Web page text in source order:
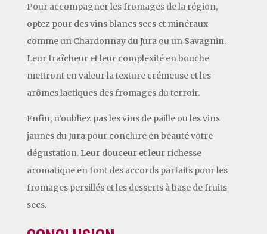
Pour accompagner les fromages de la région,
optez pour des vins blancs secs et minéraux
comme un Chardonnay du Jura ou un Savagnin.
Leur fraîcheur et leur complexité en bouche
mettront en valeur la texture crémeuse et les
arômes lactiques des fromages du terroir.
Enfin, n’oubliez pas les vins de paille ou les vins
jaunes du Jura pour conclure en beauté votre
dégustation. Leur douceur et leur richesse
aromatique en font des accords parfaits pour les
fromages persillés et les desserts à base de fruits
secs.